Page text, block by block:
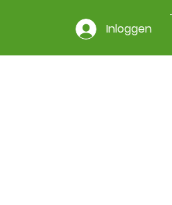
Inloggen